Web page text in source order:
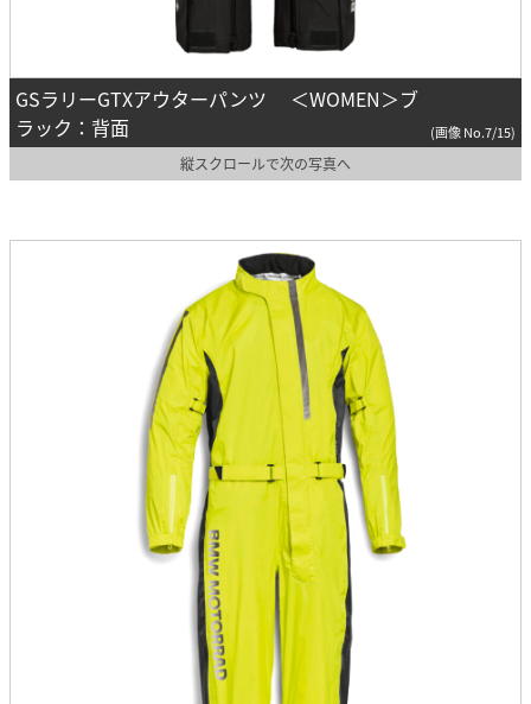
GSラリーGTXアウターパンツ ＜WOMEN＞ブ
ラック：背面
(画像 No.7/15)
縦スクロールで次の写真へ